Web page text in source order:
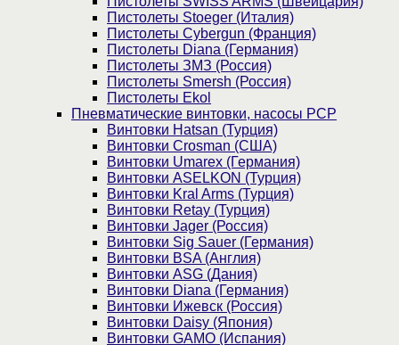
Пистолеты Stoeger (Италия)
Пистолеты Cybergun (Франция)
Пистолеты Diana (Германия)
Пистолеты ЗМЗ (Россия)
Пистолеты Smersh (Россия)
Пистолеты Ekol
Пневматические винтовки, насосы PCP
Винтовки Hatsan (Турция)
Винтовки Crosman (США)
Винтовки Umarex (Германия)
Винтовки ASELKON (Турция)
Винтовки Kral Arms (Турция)
Винтовки Retay (Турция)
Винтовки Jager (Россия)
Винтовки Sig Sauer (Германия)
Винтовки BSA (Англия)
Винтовки ASG (Дания)
Винтовки Diana (Германия)
Винтовки Ижевск (Россия)
Винтовки Daisy (Япония)
Винтовки GAMO (Испания)